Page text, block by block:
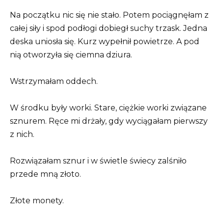
Na początku nic się nie stało. Potem pociągnęłam z
całej siły i spod podłogi dobiegł suchy trzask. Jedna
deska uniosła się. Kurz wypełnił powietrze. A pod
nią otworzyła się ciemna dziura.
Wstrzymałam oddech.
W środku były worki. Stare, ciężkie worki związane
sznurem. Ręce mi drżały, gdy wyciągałam pierwszy
z nich.
Rozwiązałam sznur i w świetle świecy zalśniło
przede mną złoto.
Złote monety.